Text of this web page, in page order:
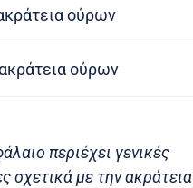
ούρων
ούρων
περιέχει γενικές
σχετικά με την ακράτεια